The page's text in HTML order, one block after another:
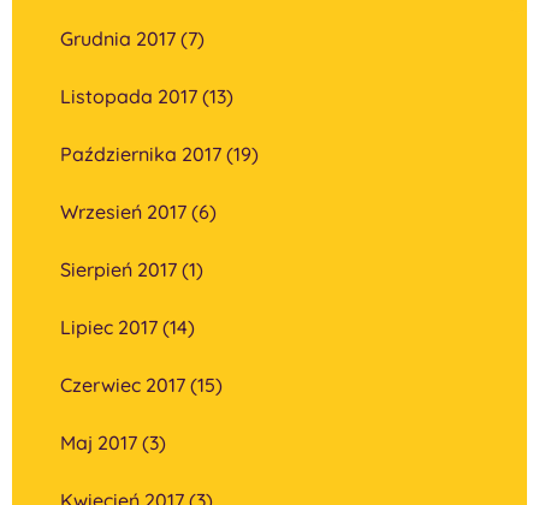
Grudnia 2017 (7)
Listopada 2017 (13)
Października 2017 (19)
Wrzesień 2017 (6)
Sierpień 2017 (1)
Lipiec 2017 (14)
Czerwiec 2017 (15)
Maj 2017 (3)
Kwiecień 2017 (3)